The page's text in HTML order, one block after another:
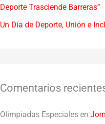
Deporte Trasciende Barreras”
Un Día de Deporte, Unión e
Comentarios
Olimpiadas Especiales en